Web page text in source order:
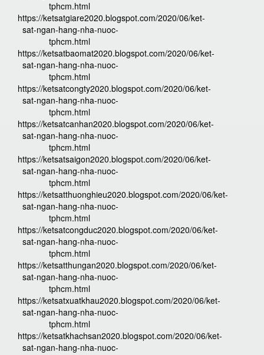
tphcm.html
https://ketsatgiare2020.blogspot.com/2020/06/ket-
sat-ngan-hang-nha-nuoc-
tphcm.html
https://ketsatbaomat2020.blogspot.com/2020/06/ket-
sat-ngan-hang-nha-nuoc-
tphcm.html
https://ketsatcongty2020.blogspot.com/2020/06/ket-
sat-ngan-hang-nha-nuoc-
tphcm.html
https://ketsatcanhan2020.blogspot.com/2020/06/ket-
sat-ngan-hang-nha-nuoc-
tphcm.html
https://ketsatsaigon2020.blogspot.com/2020/06/ket-
sat-ngan-hang-nha-nuoc-
tphcm.html
https://ketsatthuonghieu2020.blogspot.com/2020/06/ket-
sat-ngan-hang-nha-nuoc-
tphcm.html
https://ketsatcongduc2020.blogspot.com/2020/06/ket-
sat-ngan-hang-nha-nuoc-
tphcm.html
https://ketsatthungan2020.blogspot.com/2020/06/ket-
sat-ngan-hang-nha-nuoc-
tphcm.html
https://ketsatxuatkhau2020.blogspot.com/2020/06/ket-
sat-ngan-hang-nha-nuoc-
tphcm.html
https://ketsatkhachsan2020.blogspot.com/2020/06/ket-
sat-ngan-hang-nha-nuoc-